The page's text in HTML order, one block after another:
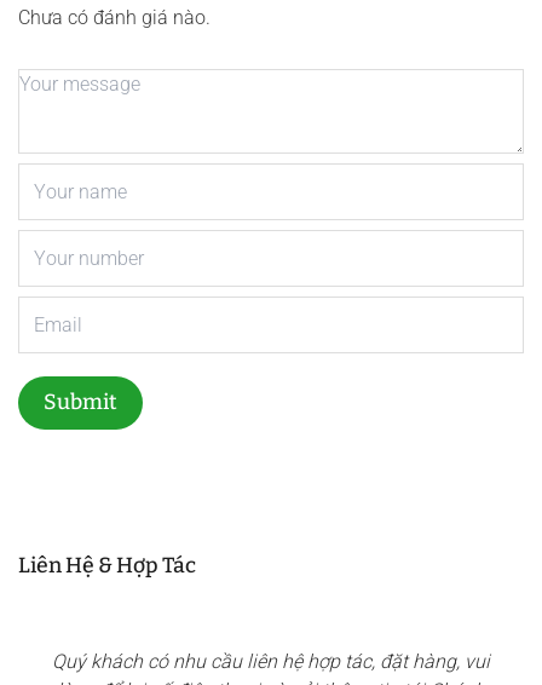
Chưa có đánh giá nào.
Liên Hệ & Hợp Tác
Quý khách có nhu cầu liên hệ hợp tác, đặt hàng, vui